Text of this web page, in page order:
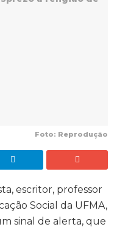
Foto: Reprodução
escritor, professor
Social da UFMA,
sinal de alerta, que